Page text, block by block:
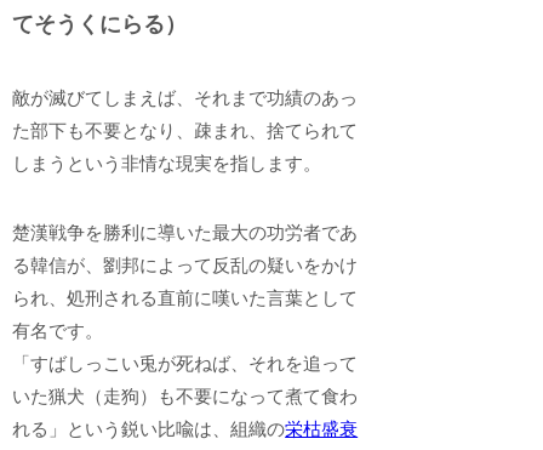
てそうくにらる）
敵が滅びてしまえば、それまで功績のあっ
た部下も不要となり、疎まれ、捨てられて
しまうという非情な現実を指します。
楚漢戦争を勝利に導いた最大の功労者であ
る韓信が、劉邦によって反乱の疑いをかけ
られ、処刑される直前に嘆いた言葉として
有名です。
「すばしっこい兎が死ねば、それを追って
いた猟犬（走狗）も不要になって煮て食わ
れる」という鋭い比喩は、組織の栄枯盛衰